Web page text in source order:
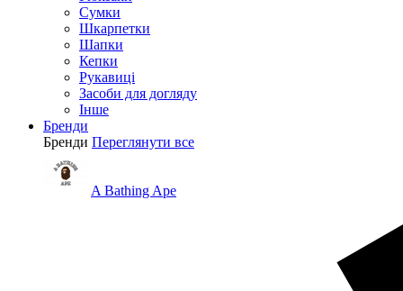
Сумки
Шкарпетки
Шапки
Кепки
Рукавиці
Засоби для догляду
Інше
Бренди
Бренди Переглянути все
A Bathing Ape